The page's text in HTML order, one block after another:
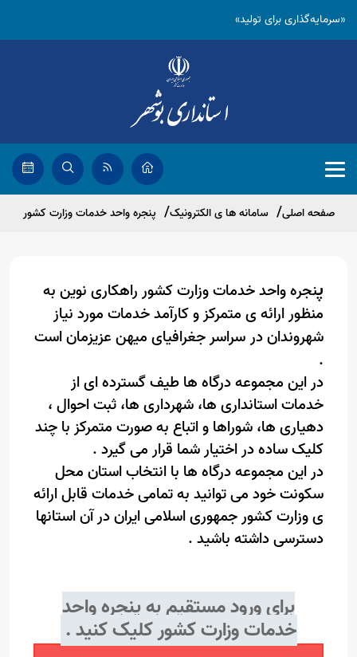
«سرمایه‌گذاری برای تولید»
صفحه اصلی سامانه ها ی الکترونیک پنجره واحد خدمات وزارت کشور
پنجره واحد خدمات وزارت کشور راهکاری نوین به
منظور ارائه ی متمرکز و کارآمد خدمات مورد نیاز
شهروندان در سراسر جغرافیای میهن عزیزمان است
.
در این مجموعه درگاه ها طیف گسترده ای از
خدمات استانداری ها، شهرداری ها، ثبت احوال ،
دهیاری ها، شوراها و اتباع به صورت متمرکز با چند
کلیک ساده در اختیار شما قرار می گیرد .
در این مجموعه درگاه ها با انتخاب استان محل
سکونت خود می توانید به تمامی خدمات قابل ارائه
ی وزارت کشور جمهوری اسلامی ایران در آن استانها
دسترسی داشته باشید .
برای ورود مستقیم بهپنجره واحد
خدمات وزارت کشورکلیک کنید .